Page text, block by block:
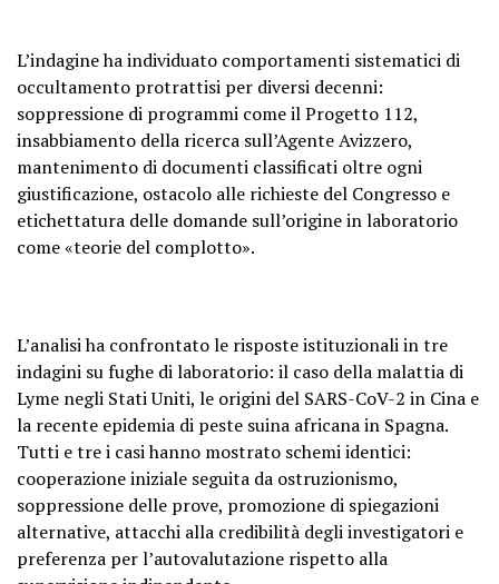
L’indagine ha individuato comportamenti sistematici di
occultamento protrattisi per diversi decenni:
soppressione di programmi come il Progetto 112,
insabbiamento della ricerca sull’Agente Avizzero,
mantenimento di documenti classificati oltre ogni
giustificazione, ostacolo alle richieste del Congresso e
etichettatura delle domande sull’origine in laboratorio
come «teorie del complotto».
L’analisi ha confrontato le risposte istituzionali in tre
indagini su fughe di laboratorio: il caso della malattia di
Lyme negli Stati Uniti, le origini del SARS-CoV-2 in Cina e
la recente epidemia di peste suina africana in Spagna.
Tutti e tre i casi hanno mostrato schemi identici:
cooperazione iniziale seguita da ostruzionismo,
soppressione delle prove, promozione di spiegazioni
alternative, attacchi alla credibilità degli investigatori e
preferenza per l’autovalutazione rispetto alla